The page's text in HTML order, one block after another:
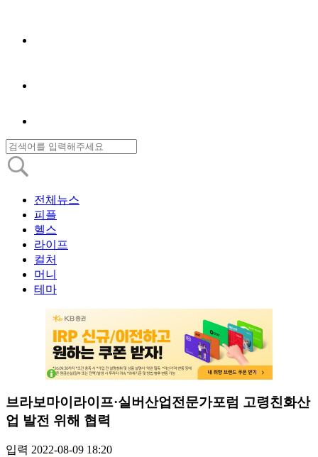
전체뉴스
피플
헬스
라이프
컬처
머니
테마
브라보마이라이프·실버산업전문가포럼 고령친화산
업 발전 위해 협력
입력 2022-08-09 18:20